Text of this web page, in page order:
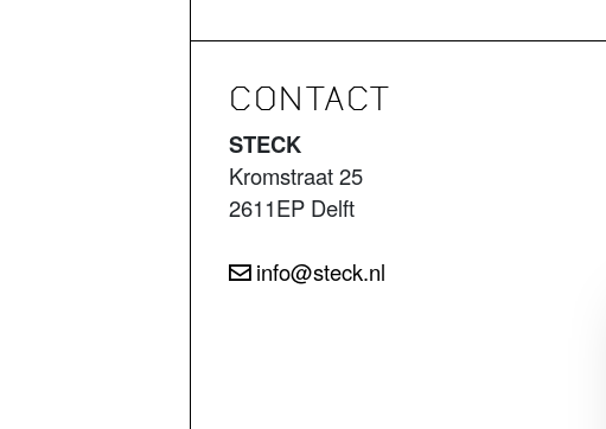
CONTACT
STECK
Kromstraat 25
2611EP Delft
info@steck.nl